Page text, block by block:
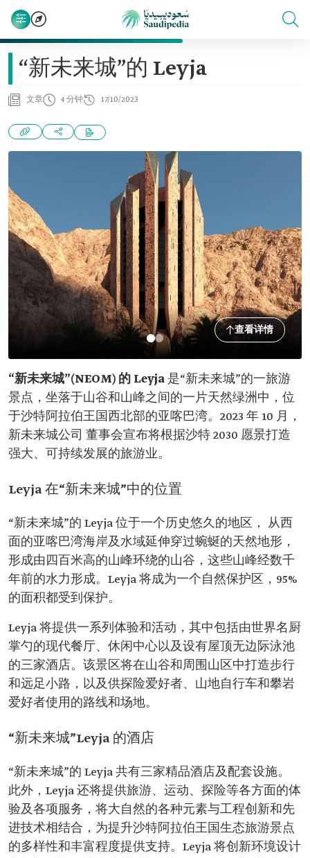
“新未来城”的 Leyja
文章 4 分钟 17/10/2023
查看详情
“新未来城”(NEOM) 的 Leyja 是“新未来城”的一旅游
景点，坐落于山谷和山峰之间的一片天然绿洲中，位
于沙特阿拉伯王国西北部的亚喀巴湾。2023 年 10 月，
新未来城公司 董事会宣布将根据沙特 2030 愿景打造
强大、可持续发展的旅游业。
Leyja 在“新未来城”中的位置
“新未来城”的 Leyja 位于一个历史悠久的地区， 从西
面的亚喀巴湾海岸及水域延伸穿过蜿蜒的天然地形，
形成由四百米高的山峰环绕的山谷，这些山峰经数千
年前的水力形成。Leyja 将成为一个自然保护区，95%
的面积都受到保护。
Leyja 将提供一系列体验和活动，其中包括由世界名厨
掌勺的现代餐厅、休闲中心以及设有屋顶无边际泳池
的三家酒店。该景区将在山谷和周围山区中打造步行
和远足小路，以及供探险爱好者、山地自行车和攀岩
爱好者使用的路线和场地。
“新未来城”Leyja 的酒店
“新未来城”的 Leyja 共有三家精品酒店及配套设施。
此外，Leyja 还将提供旅游、运动、探险等各方面的体
验及各项服务，将大自然的各种元素与工程创新和先
进技术相结合，为提升沙特阿拉伯王国生态旅游景点
的多样性和丰富程度提供支持。Leyja 将创新环境设计